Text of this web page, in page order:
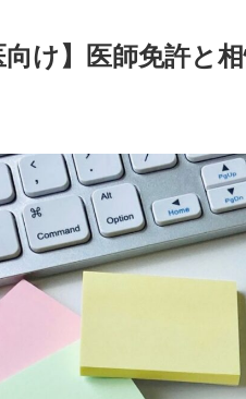
向け】医師免許と